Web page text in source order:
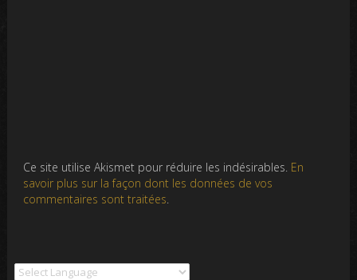
Ce site utilise Akismet pour réduire les indésirables. En
savoir plus sur la façon dont les données de vos
commentaires sont traitées.